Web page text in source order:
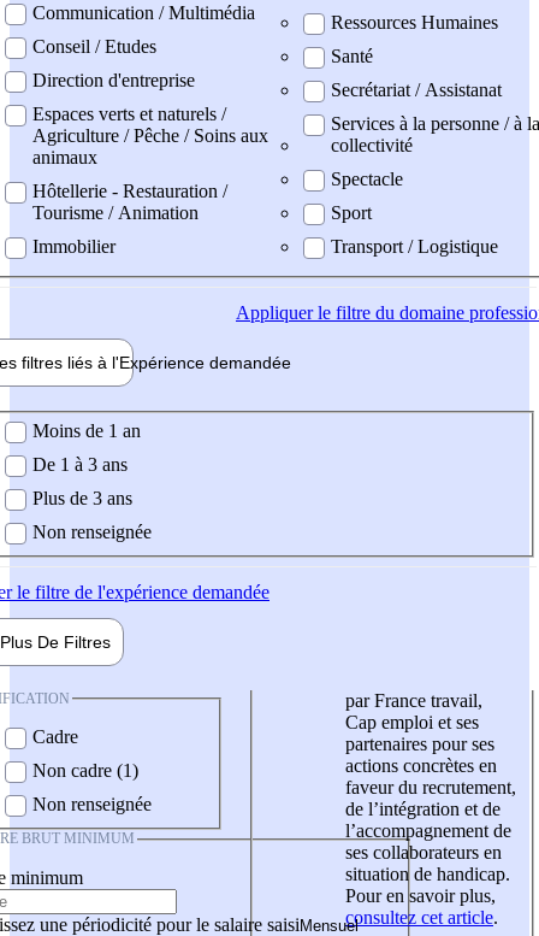
Communication / Multimédia
Conseil / Etudes
Direction d'entreprise
Espaces verts et naturels /
Agriculture / Pêche / Soins aux
animaux
Hôtellerie - Restauration /
Tourisme / Animation
Immobilier
Ressources Humaines
Santé
Secrétariat / Assistanat
Services à la personne / à la
collectivité
Spectacle
Sport
Transport / Logistique
Appliquerle filtre du domaine
filtres liés à l'Expérience demandée
demandée
Moins de 1 an
De 1 à 3 ans
Plus de 3 ans
Non renseignée
le filtre de l'expérience demandée
Plus De Filtres
Cadre
Non cadre (1)
Non renseignée
BRUT MINIMUM
minimum
une périodicité pour le salaire saisi
par France travail,
Cap emploi et ses
partenaires pour ses
actions concrètes en
faveur du recrutement,
de l’intégration et de
l’accompagnement de
ses collaborateurs en
situation de handicap.
Pour en savoir plus,
consultez cet article.